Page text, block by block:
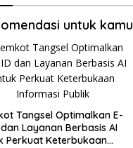
untuk kamu
Tangsel Optimalkan E-
dan Layanan Berbasis AI
Perkuat Keterbukaan